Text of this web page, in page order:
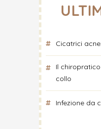
Cicatrici
Il
collo
Infezione da